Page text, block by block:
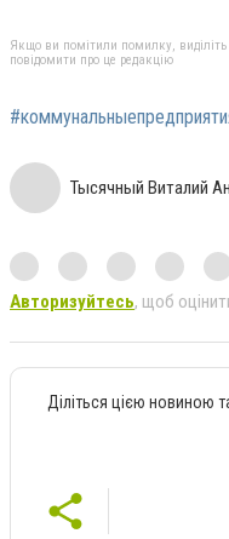
Якщо ви помітили помилку, виділіть
повідомити про це редакцію
Тысячный Виталий
Авторизуйтесь, щоб
Діліться цією новиною